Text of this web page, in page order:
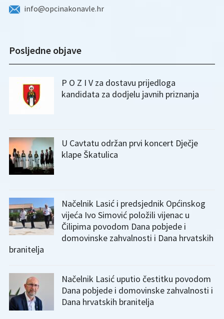
info@opcinakonavle.hr
Posljedne objave
P O Z I V za dostavu prijedloga
kandidata za dodjelu javnih priznanja
U Cavtatu održan prvi koncert Dječje
klape Škatulica
Načelnik Lasić i predsjednik Općinskog
vijeća Ivo Simović položili vijenac u
Čilipima povodom Dana pobjede i
domovinske zahvalnosti i Dana hrvatskih
branitelja
Načelnik Lasić uputio čestitku povodom
Dana pobjede i domovinske zahvalnosti i
Dana hrvatskih branitelja